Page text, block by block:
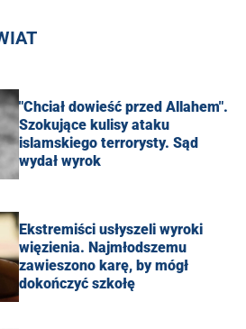
"Chciał dowieść przed Allahem".
Szokujące kulisy ataku
islamskiego terrorysty. Sąd
wydał wyrok
Ekstremiści usłyszeli wyroki
więzienia. Najmłodszemu
zawieszono karę, by mógł
dokończyć szkołę